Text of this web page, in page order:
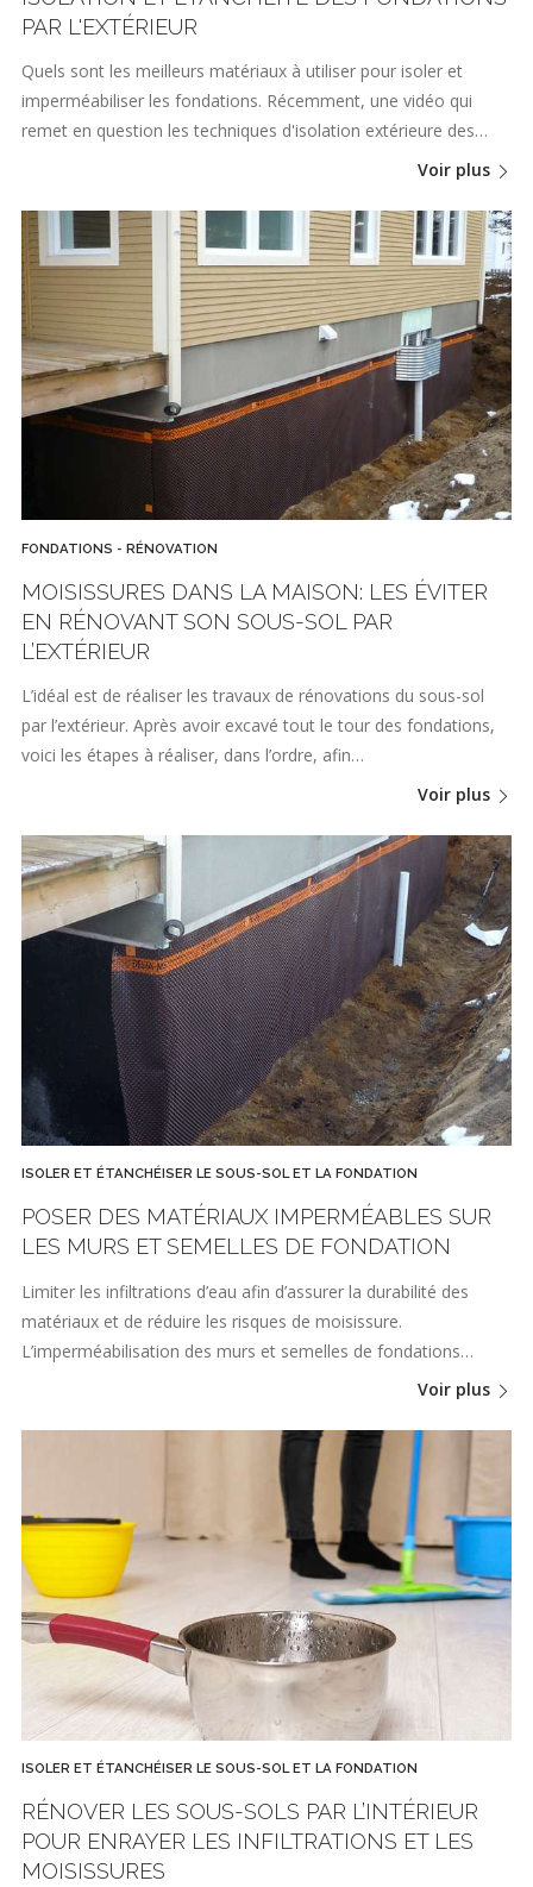
PAR L'EXTÉRIEUR
Quels sont les meilleurs matériaux à utiliser pour isoler et
imperméabiliser les fondations. Récemment, une vidéo qui
remet en question les techniques d'isolation extérieure des…
Voir plus
FONDATIONS - RÉNOVATION
MOISISSURES DANS LA MAISON: LES ÉVITER
EN RÉNOVANT SON SOUS-SOL PAR
L’EXTÉRIEUR
L’idéal est de réaliser les travaux de rénovations du sous-sol
par l’extérieur. Après avoir excavé tout le tour des fondations,
voici les étapes à réaliser, dans l’ordre, afin…
Voir plus
ISOLER ET ÉTANCHÉISER LE SOUS-SOL ET LA FONDATION
POSER DES MATÉRIAUX IMPERMÉABLES SUR
LES MURS ET SEMELLES DE FONDATION
Limiter les infiltrations d’eau afin d’assurer la durabilité des
matériaux et de réduire les risques de moisissure.
L’imperméabilisation des murs et semelles de fondations…
Voir plus
ISOLER ET ÉTANCHÉISER LE SOUS-SOL ET LA FONDATION
RÉNOVER LES SOUS-SOLS PAR L’INTÉRIEUR
POUR ENRAYER LES INFILTRATIONS ET LES
MOISISSURES